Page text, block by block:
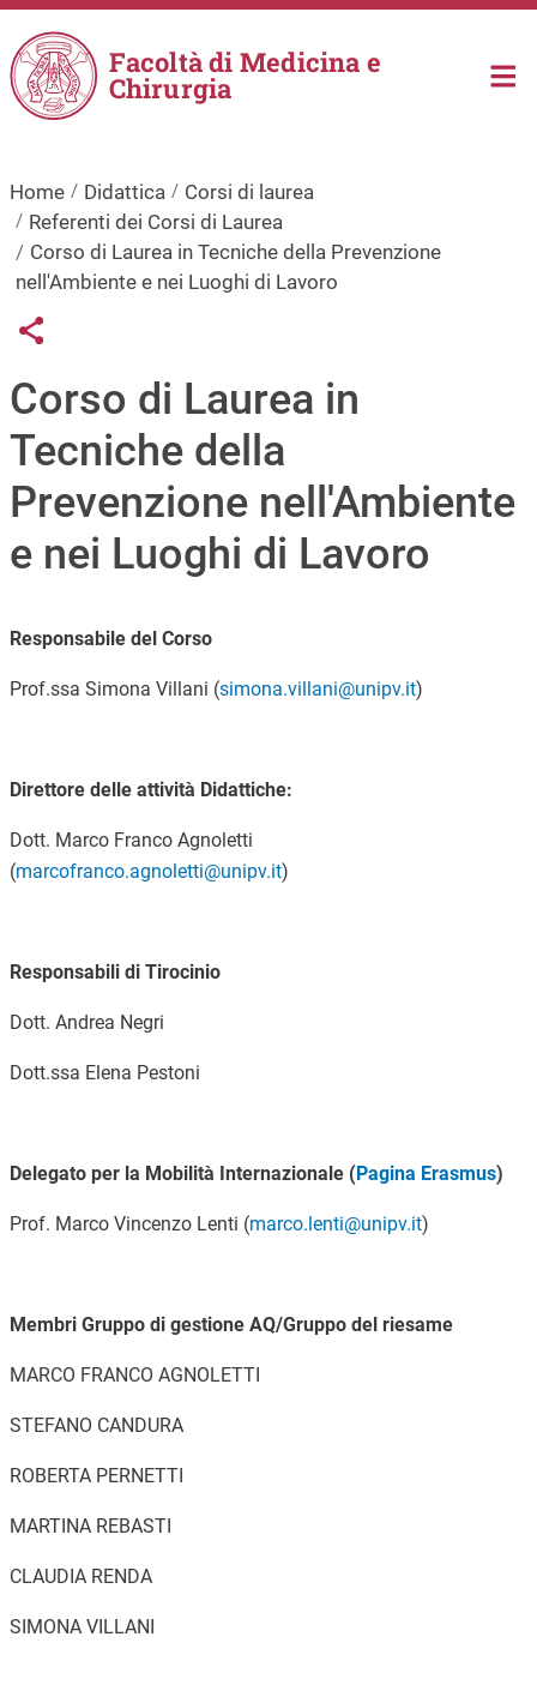
Salta al contenuto principale
Facoltà di Medicina e
Chirurgia
Home Didattica
Corsi di laurea
Referenti dei Corsi di Laurea
Corso di Laurea in Tecniche della Prevenzione
nell'Ambiente e nei Luoghi di Lavoro
Links condivisione social
Share button
Corso di Laurea in
Tecniche della
Prevenzione nell'Ambiente
e nei Luoghi di Lavoro
Responsabile del Corso
Prof.ssa Simona Villani (simona.villani@unipv.it)
Direttore delle attività Didattiche:
Dott. Marco Franco Agnoletti
(marcofranco.agnoletti@unipv.it)
Responsabili di Tirocinio
Dott. Andrea Negri
Dott.ssa Elena Pestoni
Delegato per la Mobilità Internazionale (Pagina Erasmus)
Prof. Marco Vincenzo Lenti (marco.lenti@unipv.it)
Membri Gruppo di gestione AQ/Gruppo del riesame
MARCO FRANCO AGNOLETTI
STEFANO CANDURA
ROBERTA PERNETTI
MARTINA REBASTI
CLAUDIA RENDA
SIMONA VILLANI